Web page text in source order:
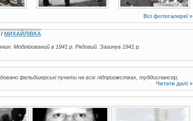
Всі фотогалереї »
/ МИХАЙЛІВКА
Мобілізований в 1941 р. Рядовий. Загинув 1941 р.
фельдшерські пункти на всіх підприємствах, тубдиспансер,
Читати далі »